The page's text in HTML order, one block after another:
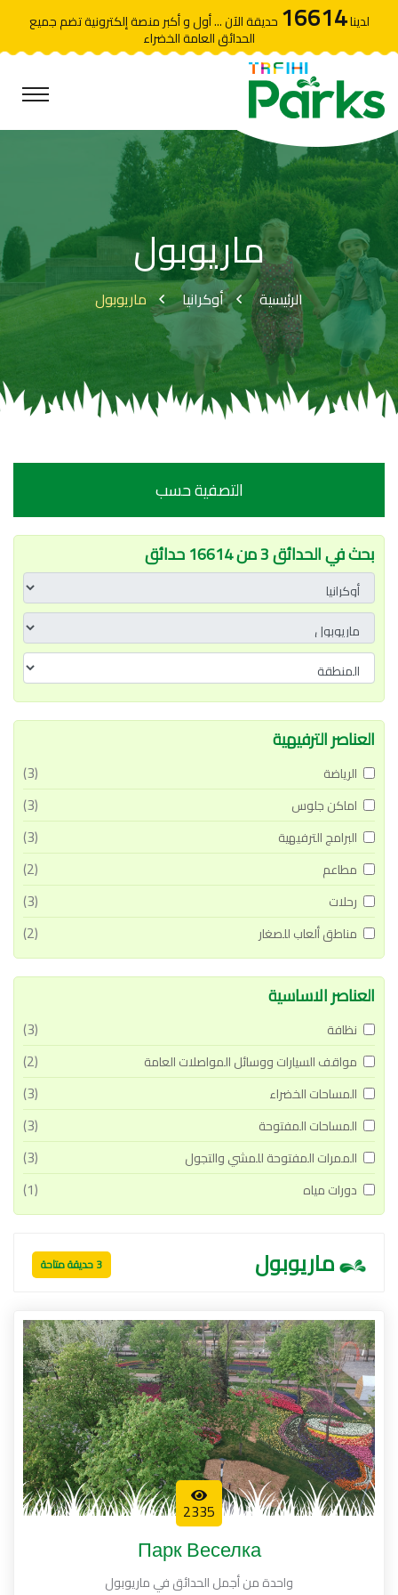
لدينا16614 حديقة الآن ... أول و أكبر منصة إلكترونية تضم جميع
الحدائق العامة الخضراء
ماريوبول
الرئيسية أوكرانيا ماريوبول
التصفية حسب
بحث في الحدائق 3 من 16614 حدائق
العناصر الترفيهية
الرياضة (3)
اماكن جلوس (3)
البرامج الترفيهية (3)
مطاعم (2)
رحلات (3)
مناطق ألعاب للصغار (2)
العناصر الاساسية
نظافة (3)
مواقف السيارات ووسائل المواصلات العامة (2)
المساحات الخضراء (3)
المساحات المفتوحة (3)
الممرات المفتوحة للمشي والتجول (3)
دورات مياه (1)
ماريوبول 3 حديقة متاحة
2335
Парк Веселка
واحدة من أجمل الحدائق في ماريوبول